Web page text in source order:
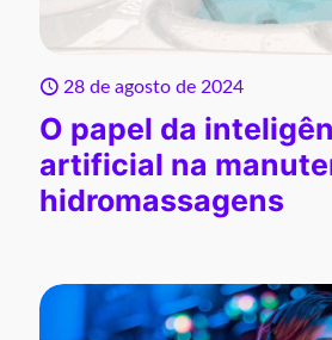
28 de agosto de 2024
O papel da
artificial na
hidromassagens